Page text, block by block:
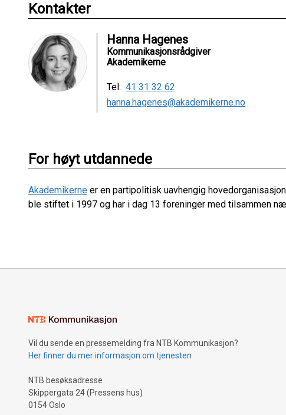
Kontakter
Hanna Hagenes
Kommunikasjonsrådgiver
Akademikerne
Tel: 41 31 32 62
hanna.hagenes@akademikerne.no
For høyt utdannede
Akademikerne er en partipolitisk uavhengig
ble stiftet i 1997 og har i dag 13 foreninger med tilsammen
Vil du sende en pressemelding fra NTB Kommunikasjon?
Her finner du mer informasjon om tjenesten
NTB besøksadresse
Skippergata 24 (Pressens hus)
0154 Oslo